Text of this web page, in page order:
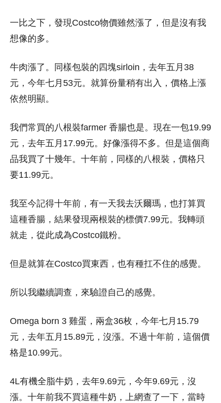
一比之下，發現Costco物價雖然漲了，但是沒有我
想像的多。
牛肉漲了。同樣包裝的四塊sirloin，去年五月38
元，今年七月53元。就算份量稍有出入，價格上漲
依然明顯。
我們常買的八根裝farmer 香腸也是。現在一包19.99
元，去年五月17.99元。好像漲得不多。但是這個商
品我買了十幾年。十年前，同樣的八根裝，價格只
要11.99元。
我至今記得十年前，有一天我去沃爾瑪，也打算買
這種香腸，結果發現兩根裝的標價7.99元。我轉頭
就走，從此成為Costco鐵粉。
但是就算在Costco買東西，也有種扛不住的感覺。
所以我繼續調查，來驗證自己的感覺。
Omega born 3 雞蛋，兩盒36枚，今年七月15.79
元，去年五月15.89元，沒漲。不過十年前，這個價
格是10.99元。
4L有機全脂牛奶，去年9.69元，今年9.69元，沒
漲。十年前我不買這種牛奶，上網查了一下，當時